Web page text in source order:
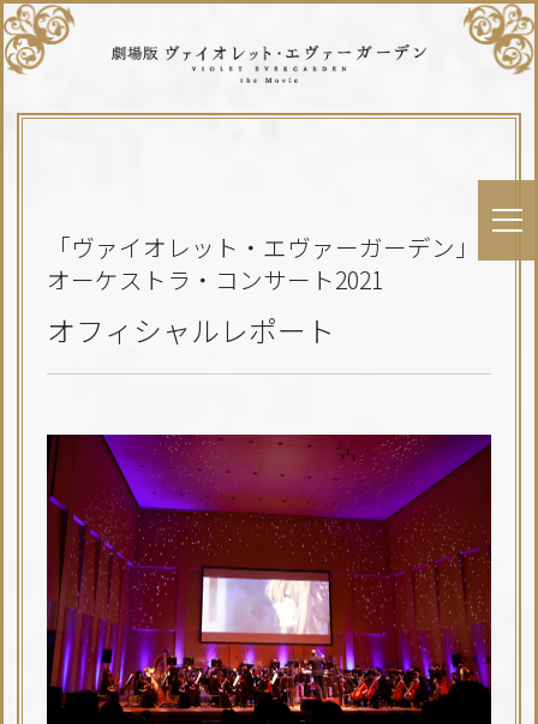
「ヴァイオレット・エヴァーガーデン」
オーケストラ・コンサート2021
オフィシャルレポート